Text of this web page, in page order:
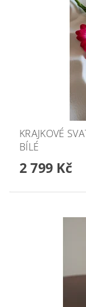
KRAJKOVÉ
BÍLÉ
2 799 Kč